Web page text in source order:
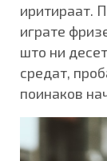
иритираат.
играте
што ни
средат,
поинаков